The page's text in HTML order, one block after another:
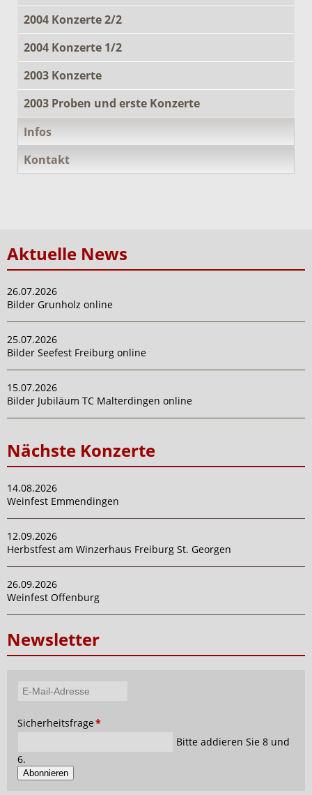
2004 Konzerte 2/2
2004 Konzerte 1/2
2003 Konzerte
2003 Proben und erste Konzerte
Infos
Kontakt
Aktuelle News
26.07.2026
Bilder Grunholz online
25.07.2026
Bilder Seefest Freiburg online
15.07.2026
Bilder Jubiläum TC Malterdingen online
Nächste Konzerte
14.08.2026
Weinfest Emmendingen
12.09.2026
Herbstfest am Winzerhaus Freiburg St. Georgen
26.09.2026
Weinfest Offenburg
Newsletter
Adresse
Pflichtfeld
Sicherheitsfrage*
Bitte addieren Sie 8 und
6.
Abonnieren